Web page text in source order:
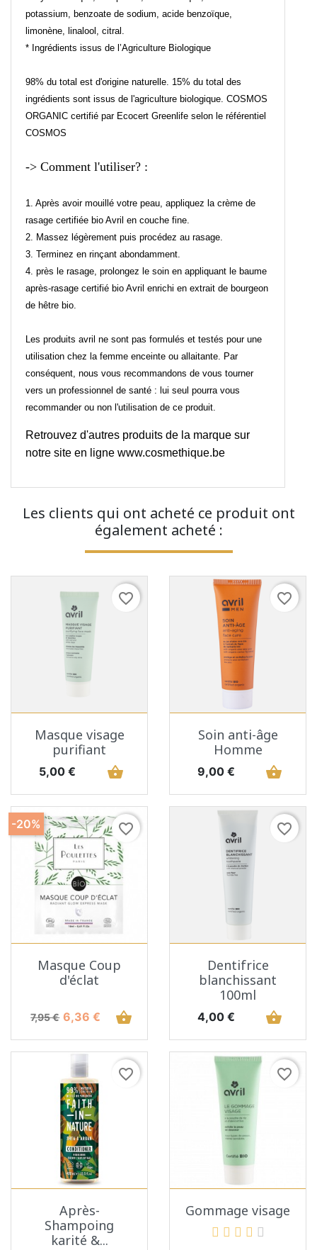
potassium, benzoate de sodium, acide benzoïque,
limonène, linalool, citral.
* Ingrédients issus de l’Agriculture Biologique
98% du total est d'origine naturelle. 15% du total des
ingrédients sont issus de l'agriculture biologique. COSMOS
ORGANIC certifié par Ecocert Greenlife selon le référentiel
COSMOS
-> Comment l'utiliser? :
1. Après avoir mouillé votre peau, appliquez la crème de
rasage certifiée bio Avril en couche fine.
2. Massez légèrement puis procédez au rasage.
3. Terminez en rinçant abondamment.
4. près le rasage, prolongez le soin en appliquant le baume
après-rasage certifié bio Avril enrichi en extrait de bourgeon
de hêtre bio.
Les produits avril ne sont pas formulés et testés pour une
utilisation chez la femme enceinte ou allaitante. Par
conséquent, nous vous recommandons de vous tourner
vers un professionnel de santé : lui seul pourra vous
recommander ou non l'utilisation de ce produit.
Retrouvez d'autres produits de la marque sur
notre site en ligne www.cosmethique.be
Les clients qui ont acheté ce produit ont
également acheté :
favorite_border
Masque visage
purifiant
Prix
5,00 € shopping_basket
favorite_border
Soin anti-âge
Homme
Prix
9,00 € shopping_basket
favorite_border
Masque Coup
d'éclat
Prix de base
7,95 € Prix
6,36 € shopping_basket
-20% favorite_border
Dentifrice
blanchissant
100ml
Prix
4,00 € shopping_basket
favorite_border
Après-
Shampoing
karité &...
favorite_border
Gommage visage